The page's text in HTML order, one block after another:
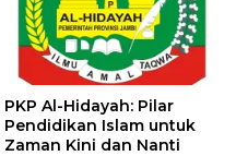
PKP Al-Hidayah: Pilar
Pendidikan Islam untuk
Zaman Kini dan Nanti